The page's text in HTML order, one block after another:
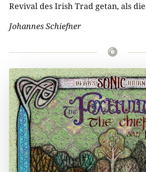
Revival des Irish Trad getan, als
Johannes Schiefner
